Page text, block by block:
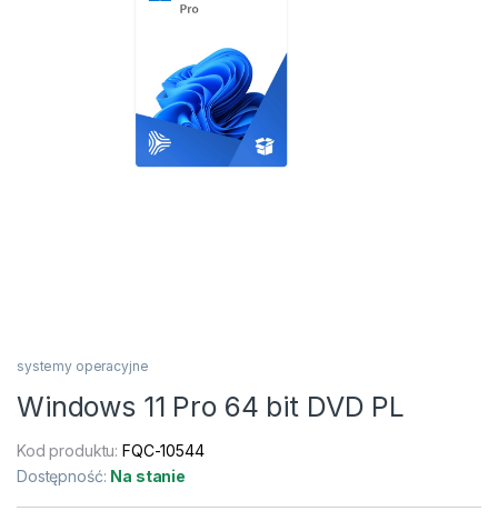
systemy operacyjne
Windows 11 Pro 64 bit DVD PL
Kod produktu:FQC-10544
Dostępność: Na stanie